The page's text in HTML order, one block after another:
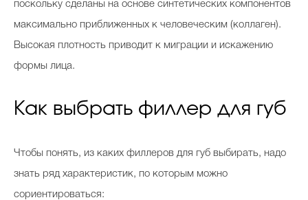
поскольку сделаны на основе синтетических компонентов
максимально приближенных к человеческим (коллаген).
Высокая плотность приводит к миграции и искажению
формы лица.
Как выбрать филлер для губ
Чтобы понять, из каких филлеров для губ выбирать, надо
знать ряд характеристик, по которым можно
сориентироваться: